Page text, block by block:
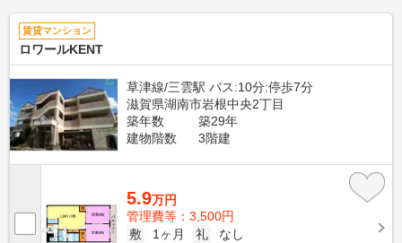
賃貸マンション
ロワールKENT
草津線/三雲駅 バス:10分:停歩7分
滋賀県湖南市岩根中央2丁目
築年数
築29年
建物階数
3階建
5.9万円
管理費等：3,500円
敷
1ヶ月 礼
なし